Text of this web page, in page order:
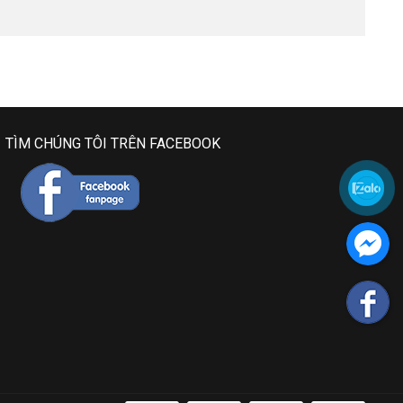
TÌM CHÚNG TÔI TRÊN FACEBOOK